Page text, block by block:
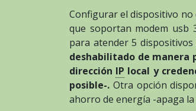
Configurar el dispositivo
que soportan modem usb
para atender 5
deshabilitado de manera
dirección IP local y
posible-. Otra opción
ahorro de energía -apaga